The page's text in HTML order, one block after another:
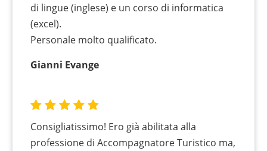
di lingue (inglese) e un corso di informatica
(excel).
Personale molto qualificato.
Gianni Evange
Consigliatissimo! Ero già abilitata alla
professione di Accompagnatore Turistico ma,